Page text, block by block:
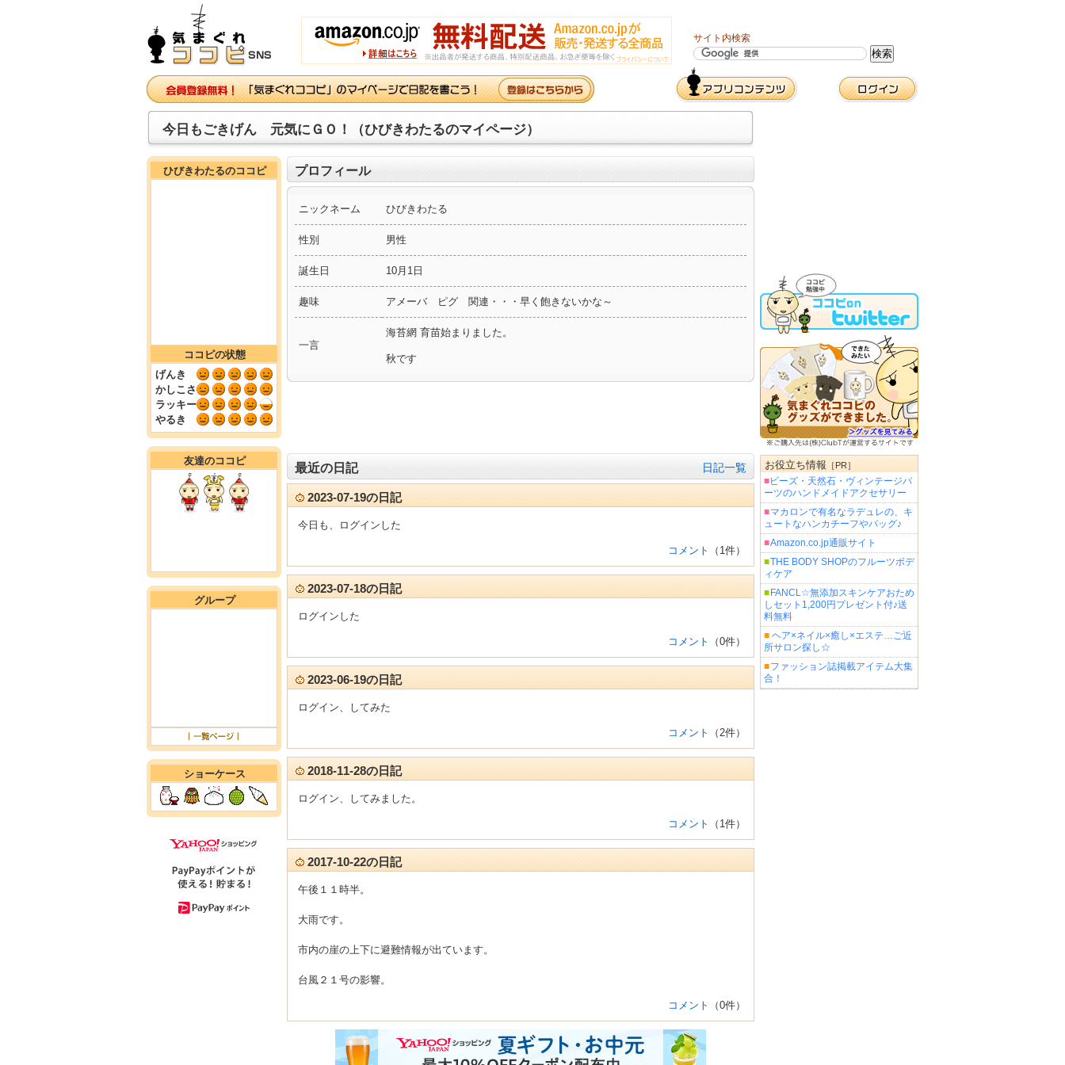
サイト内検索
今日もごきげん 元気にＧＯ！（ひびきわたるのマイページ）
ひびきわたるのココピ
ココピの状態
げんき
かしこさ
ラッキー
やるき
友達のココピ
グループ
ショーケース
プロフィール
ニックネーム ひびきわたる
性別 男性
誕生日 10月1日
趣味 アメーバ ピグ 関連・・・早く飽きないかな～
一言
海苔網 育苗始まりました。
秋です
最近の日記 日記一覧
2023-07-19の日記
今日も、ログインした
コメント （1件）
2023-07-18の日記
ログインした
コメント （0件）
2023-06-19の日記
ログイン、してみた
コメント （2件）
2018-11-28の日記
ログイン、してみました。
コメント （1件）
2017-10-22の日記
午後１１時半。
大雨です。
市内の崖の上下に避難情報が出ています。
台風２１号の影響。
コメント （0件）
お役立ち情報 ［PR］
■ビーズ・天然石・ヴィンテージパ
ーツのハンドメイドアクセサリー
■マカロンで有名なラデュレの、キ
ュートなハンカチーフやバッグ♪
■Amazon.co.jp通販サイト
■THE BODY SHOPのフルーツボデ
ィケア
■ FANCL☆無添加スキンケアおため
しセット1,200円プレゼント付♪送
料無料
■ ヘア×ネイル×癒し×エステ…ご近
所サロン探し☆
■ファッション誌掲載アイテム大集
合！